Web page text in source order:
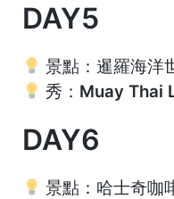
DAY5
景點 ：暹羅海洋
秀：Muay Thai
DAY6
景點： 哈士奇咖